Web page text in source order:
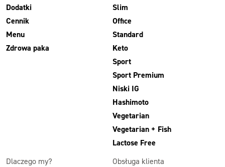
Dodatki
Cennik
Menu
Zdrowa paka
Slim
Office
Standard
Keto
Sport
Sport Premium
Niski IG
Hashimoto
Vegetarian
Vegetarian + Fish
Lactose Free
Dlaczego my? Obsługa klienta